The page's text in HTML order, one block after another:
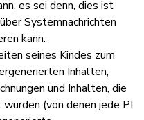
es sei denn, dies ist
Systemnachrichten
kann.
seines Kindes zum
Inhalten,
und Inhalten, die
(von denen jede PI